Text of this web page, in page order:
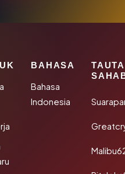
BAHASA
Bahasa
Indonesia